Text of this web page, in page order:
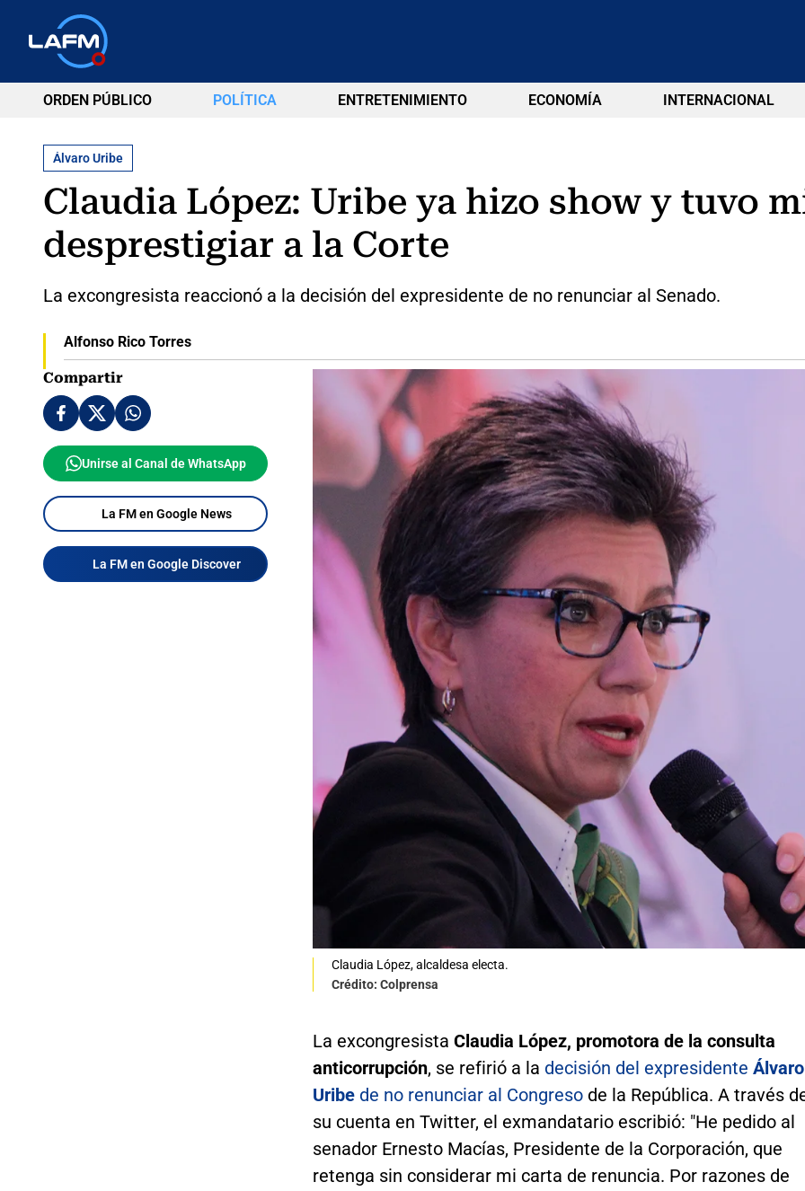
ORDEN PÚBLICO POLÍTICA ENTRETENIMIENTO ECONOMÍA INTERNACIONAL
Álvaro Uribe
Claudia López: Uribe ya hizo show y tuvo
desprestigiar a la Corte
La excongresista reaccionó a la decisión del expresidente de no renunciar al Senado.
Alfonso Rico Torres
Compartir
Unirse al Canal de WhatsApp
La FM en Google News
La FM en Google Discover
Claudia López, alcaldesa electa.
Crédito: Colprensa
La excongresista Claudia López, promotora de la consulta
anticorrupción, se refirió a la decisión del expresidente Álvaro
Uribede no renunciar al Congresode la República. A través
su cuenta en Twitter, el exmandatario escribió: "He pedido al
senador Ernesto Macías, Presidente de la Corporación, que
retenga sin considerar mi carta de renuncia. Por razones de